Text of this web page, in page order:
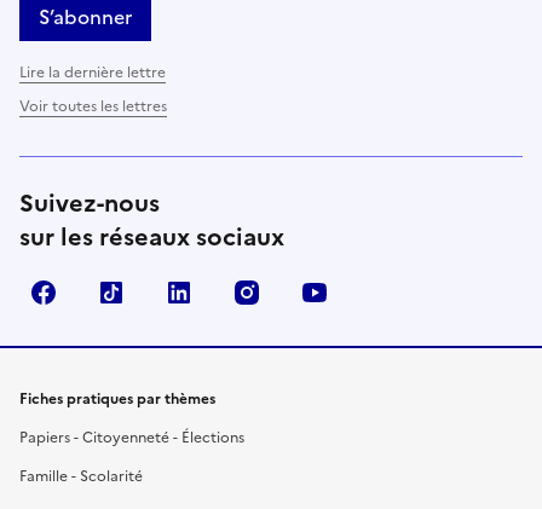
S’abonner
Lire la dernière lettre
Voir toutes les lettres
Suivez-nous
sur les réseaux sociaux
FacebookTikTok LinkedIn Instagram
Fiches pratiques par thèmes
Papiers - Citoyenneté - Élections
Famille - Scolarité